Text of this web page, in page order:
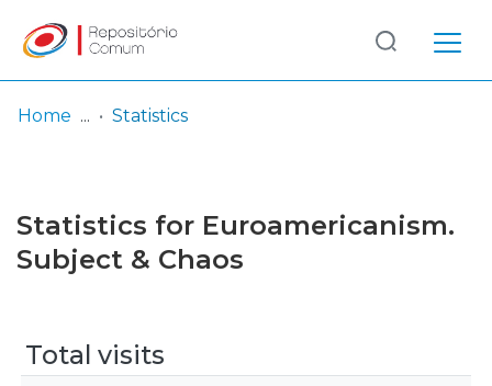
Browse repository
Log
In
(current)
Home Statistics
Statistics for Euroamericanism.
Subject & Chaos
Total visits